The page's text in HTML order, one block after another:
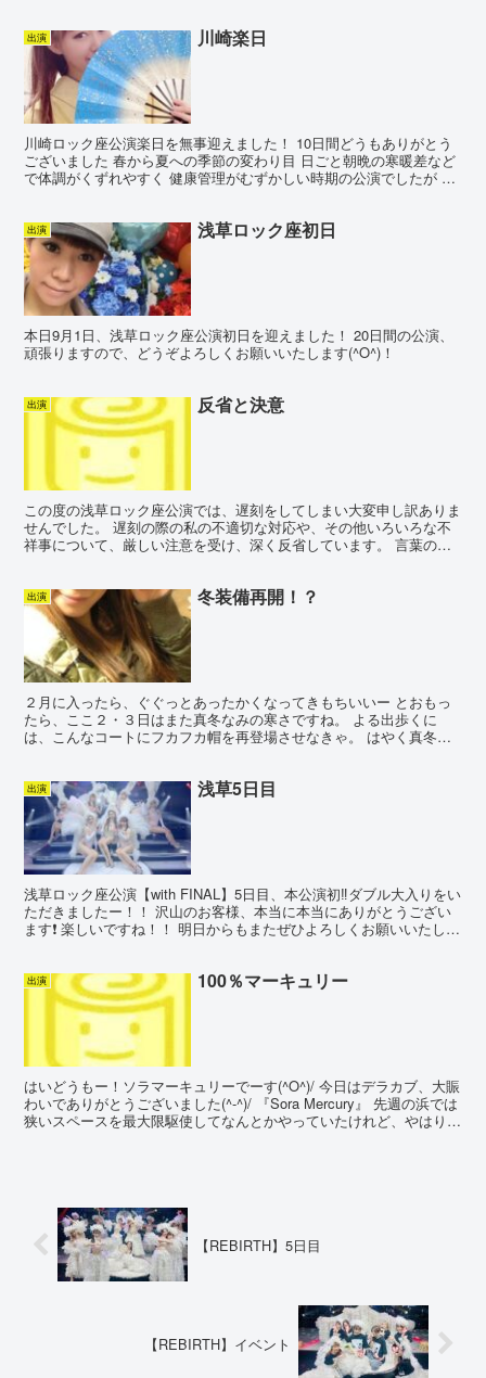
出演 川崎楽日
川崎ロック座公演楽日を無事迎えました！ 10日間どうもありがとう
ございました 春から夏への季節の変わり目 日ごと朝晩の寒暖差など
で体調がくずれやすく 健康管理がむずかしい時期の公演でしたが な
出演 浅草ロック座初日
本日9月1日、浅草ロック座公演初日を迎えました！ 20日間の公演、
頑張りますので、どうぞよろしくお願いいたします(^O^)！
出演 反省と決意
この度の浅草ロック座公演では、遅刻をしてしまい大変申し訳ありま
せんでした。 遅刻の際の私の不適切な対応や、その他いろいろな不
祥事について、厳しい注意を受け、深く反省しています。 言葉の行
出演 冬装備再開！？
２月に入ったら、ぐぐっとあったかくなってきもちいいー とおもっ
たら、ここ２・３日はまた真冬なみの寒さですね。 よる出歩くに
は、こんなコートにフカフカ帽を再登場させなきゃ。 はやく真冬服
出演 浅草5日目
浅草ロック座公演【with FINAL】5日目、本公演初‼︎ダブル大入りをい
ただきましたー！！ 沢山のお客様、本当に本当にありがとうござい
ます❗️ 楽しいですね！！ 明日からもまたぜひよろしくお願いいたしま
出演 100％マーキュリー
はいどうもー！ソラマーキュリーでーす(^O^)/ 今日はデラカブ、大賑
わいでありがとうございました(^-^)/ 『Sora Mercury』 先週の浜では
狭いスペースを最大限駆使してなんとかやっていたけれど、やはり思
【REBIRTH】5日目
【REBIRTH】イベント